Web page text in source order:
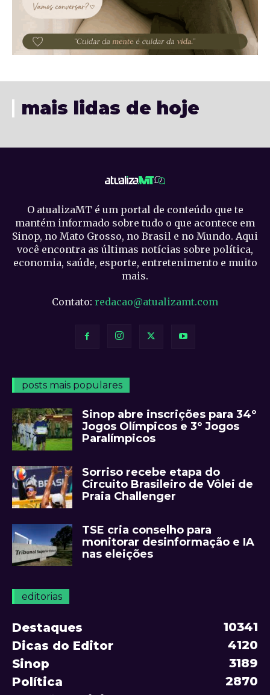
mais lidas de hoje
O atualizaMT é um portal de conteúdo que te
mantém informado sobre tudo o que acontece em
Sinop, no Mato Grosso, no Brasil e no Mundo. Aqui
você encontra as últimas notícias sobre política,
economia, saúde, esporte, entretenimento e muito
mais.
Contato: redacao@atualizamt.com
posts mais populares
Sinop abre inscrições para 34º
Jogos Olímpicos e 3º Jogos
Paralímpicos
Sorriso recebe etapa do
Circuito Brasileiro de Vôlei de
Praia Challenger
TSE cria conselho para
monitorar desinformação e IA
nas eleições
editorias
Destaques
10341
Dicas do Editor
4120
Sinop
3189
Política
2870